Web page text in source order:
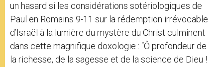
un hasard si les considérations sotériologiques de
Paul en Romains 9-11 sur la rédemption irrévocable
d’Israël à la lumière du mystère du Christ culminent
dans cette magnifique doxologie : “Ô profondeur de
la richesse, de la sagesse et de la science de Dieu !